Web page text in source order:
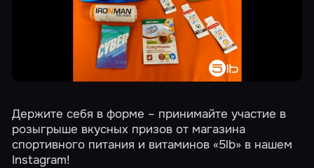
Держите себя в форме – принимайте участие в
розыгрыше вкусных призов от магазина
спортивного питания и витаминов«5lb» в нашем
Instagram!